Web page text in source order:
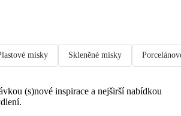
misky Skleněné misky
(s)nové inspirace a nejširší nabídkou